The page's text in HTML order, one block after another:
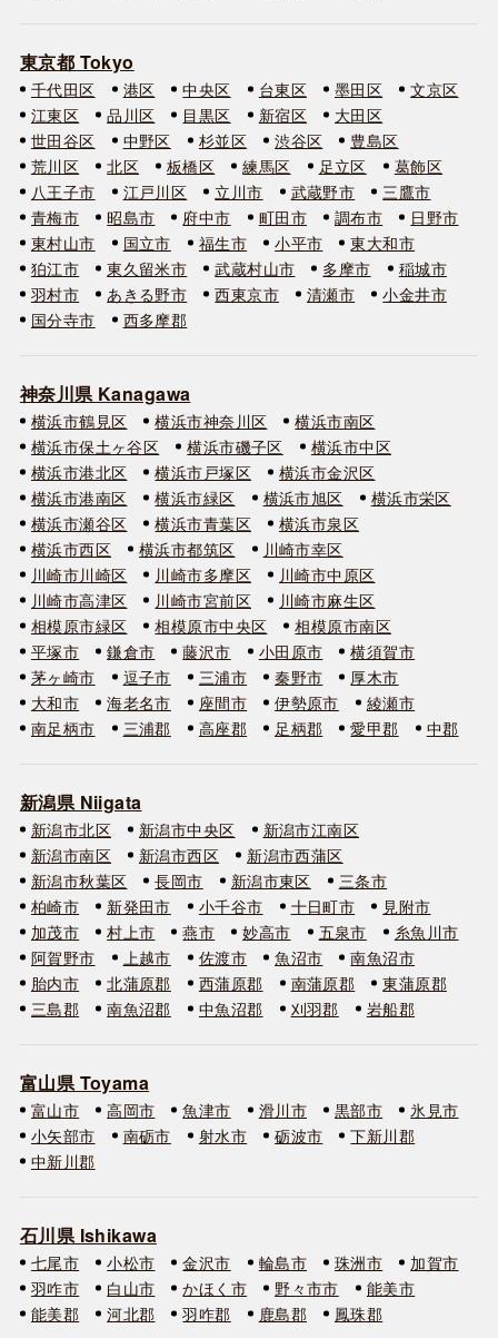
東京都 Tokyo
千代田区 港区 中央区 台東区 墨田区
文京区
江東区
品川区 目黒区 新宿区
大田区
世田谷区
中野区 杉並区 渋谷区
豊島区
荒川区
北区 板橋区 練馬区 足立区
葛飾区
八王子市
江戸川区 立川市 武蔵野市
三鷹市
青梅市
昭島市 府中市 町田市 調布市
日野市
東村山市
国立市 福生市 小平市
東大和市
狛江市
東久留米市 武蔵村山市 多摩市
稲城市
羽村市
あきる野市 西東京市 清瀬市
小金井市
国分寺市
西多摩郡
神奈川県 Kanagawa
横浜市鶴見区 横浜市神奈川区
横浜市南区
横浜市保土ヶ谷区
横浜市磯子区
横浜市中区
横浜市港北区
横浜市戸塚区
横浜市金沢区
横浜市港南区
横浜市緑区 横浜市旭区
横浜市栄区
横浜市瀬谷区
横浜市青葉区
横浜市泉区
横浜市西区
横浜市都筑区
川崎市幸区
川崎市川崎区
川崎市多摩区
川崎市中原区
川崎市高津区
川崎市宮前区
川崎市麻生区
相模原市緑区
相模原市中央区
相模原市南区
平塚市
鎌倉市 藤沢市 小田原市
横須賀市
茅ヶ崎市
逗子市 三浦市 秦野市
厚木市
大和市
海老名市 座間市 伊勢原市
綾瀬市
南足柄市
三浦郡 高座郡 足柄郡 愛甲郡 中郡
新潟県 Niigata
新潟市北区 新潟市中央区
新潟市江南区
新潟市南区
新潟市西区
新潟市西蒲区
新潟市秋葉区
長岡市 新潟市東区
三条市
柏崎市
新発田市 小千谷市 十日町市
見附市
加茂市
村上市 燕市 妙高市 五泉市
糸魚川市
阿賀野市
上越市 佐渡市 魚沼市
南魚沼市
胎内市
北蒲原郡 西蒲原郡 南蒲原郡
東蒲原郡
三島郡
南魚沼郡 中魚沼郡 刈羽郡 岩船郡
富山県 Toyama
富山市 高岡市 魚津市 滑川市 黒部市
氷見市
小矢部市
南砺市 射水市 砺波市
下新川郡
中新川郡
石川県 Ishikawa
七尾市 小松市 金沢市 輪島市 珠洲市
加賀市
羽咋市
白山市 かほく市 野々市市
能美市
能美郡
河北郡 羽咋郡 鹿島郡 鳳珠郡